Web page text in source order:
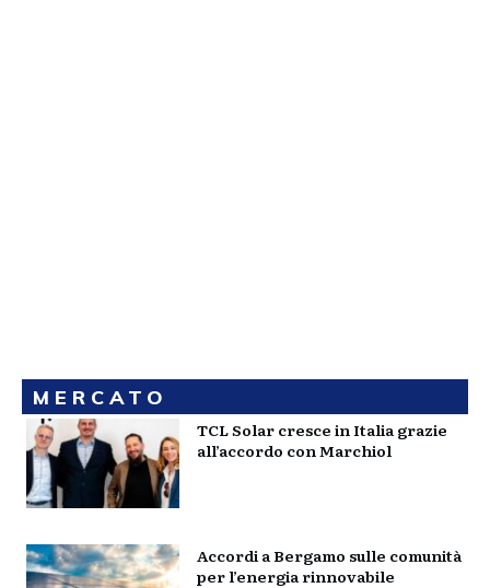
MERCATO
TCL Solar cresce in Italia grazie
all’accordo con Marchiol
Accordi a Bergamo sulle comunità
per l’energia rinnovabile